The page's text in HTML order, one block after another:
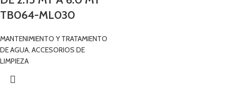
TB064-ML030
MANTENIMIENTO Y TRATAMIENTO
DE AGUA, ACCESORIOS DE
LIMPIEZA